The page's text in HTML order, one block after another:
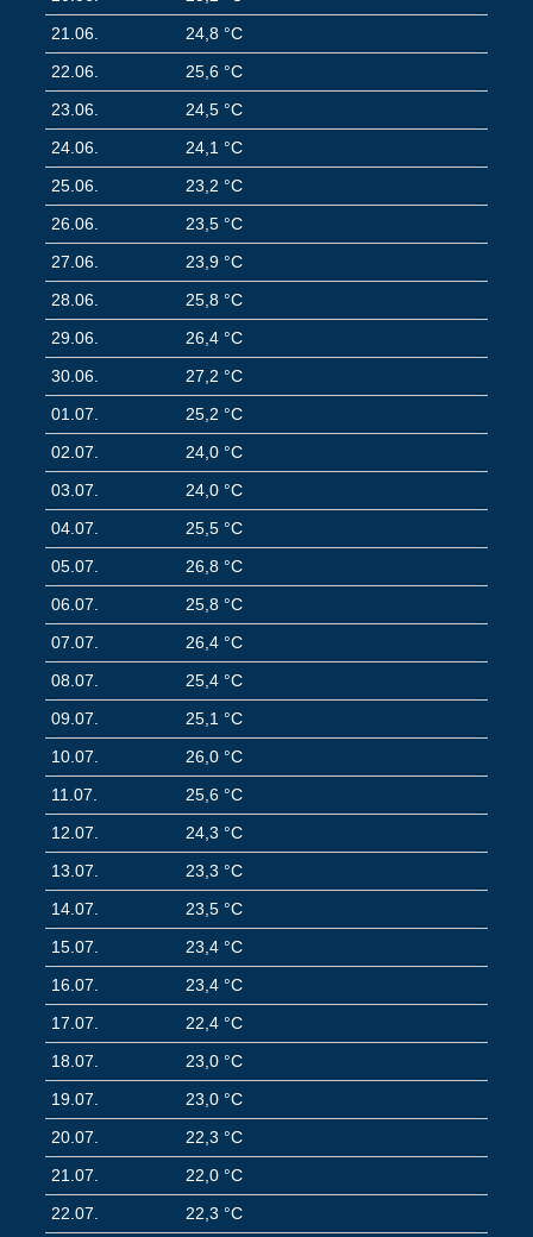
21.06.
24,8 °C
22.06.
25,6 °C
23.06.
24,5 °C
24.06.
24,1 °C
25.06.
23,2 °C
26.06.
23,5 °C
27.06.
23,9 °C
28.06.
25,8 °C
29.06.
26,4 °C
30.06.
27,2 °C
01.07.
25,2 °C
02.07.
24,0 °C
03.07.
24,0 °C
04.07.
25,5 °C
05.07.
26,8 °C
06.07.
25,8 °C
07.07.
26,4 °C
08.07.
25,4 °C
09.07.
25,1 °C
10.07.
26,0 °C
11.07.
25,6 °C
12.07.
24,3 °C
13.07.
23,3 °C
14.07.
23,5 °C
15.07.
23,4 °C
16.07.
23,4 °C
17.07.
22,4 °C
18.07.
23,0 °C
19.07.
23,0 °C
20.07.
22,3 °C
21.07.
22,0 °C
22.07.
22,3 °C